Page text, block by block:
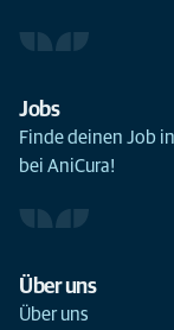
Jobs
Finde deinen Job
bei AniCura!
Über uns
Über uns